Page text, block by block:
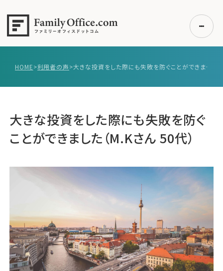
事例紹介
エキスパート一覧
コラム
利用者の声
無料ご相談 ログイン
運営会社
HOME>利用者の声> 大きな投資をした際にも失敗を防ぐことができました（M.Kさん 50代）
大きな投資をした際にも失敗を防ぐ
ことができました（M.Kさん 50代）